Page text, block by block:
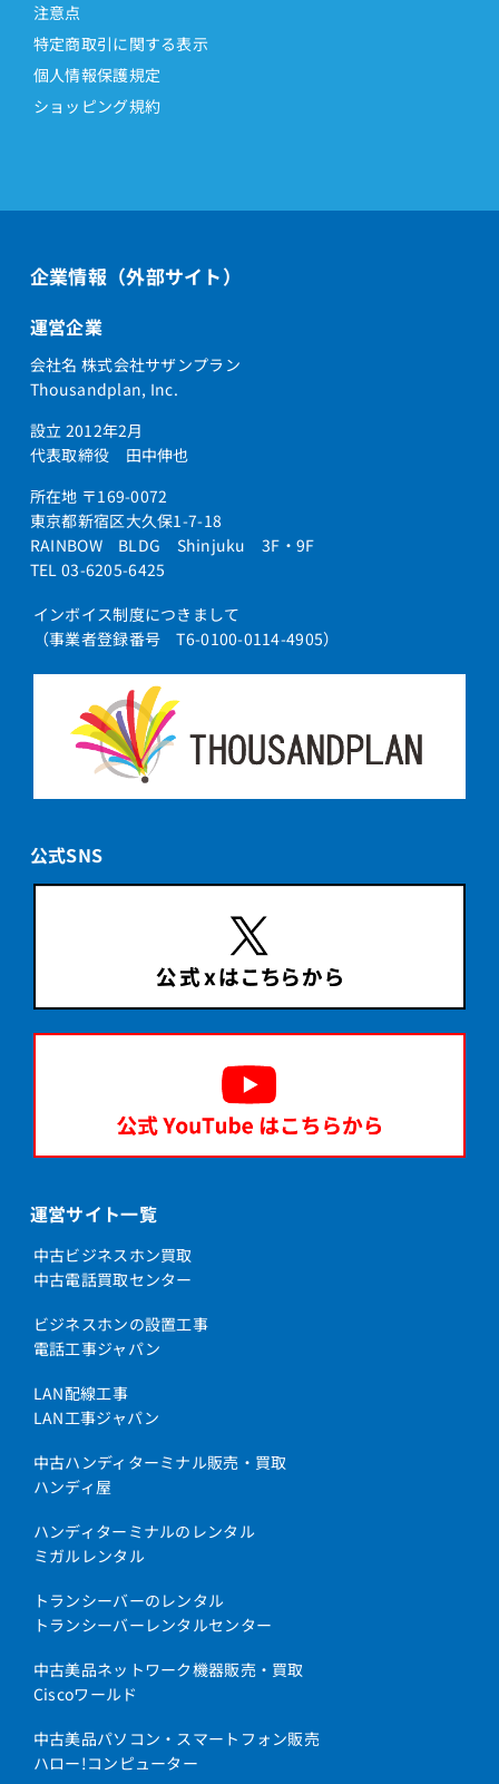
FT50
FT80bt
FX2-COU(A)(1)
FX2-COU(I)(1)
FX2-DCL-CS(1)(W)
FX2-DCL-TEL(1)(W)
FX2-ME(1)
FX2-RM(A)(1)(H)
FX2-RM(A)(1)(W)（美品保証なしB）
FX2-RM(I)(1)(H)
FX2-RM(I)(1)(W)（美品保証なしB）
FX2-RPTEL(A)(1)(W)（美品保証なしB）
FX2-RPTEL(I)(1)(H)
FX2-RPTEL(I)(1)(W)（美品保証なしB）
FX2-TELヒョウジュン(1)(H)
FX2-TELヒョウジュン(1)(W)（美品保証なしB）
FX-COU(I)(1)
FX-CRTEL(1)(W)
FX-DCL-CS(A)(1)(W)
FX-DCL-CS(I)(1)(W)
FX-DCL-CSゾウセツヨウ(A)(1)(H)
FX-DCL-CSゾウセツヨウ(A)(1)(W)
FX-EXU(1)
FX-ME(1)
FX-RM(A)(1)(W)
FX-RM(I)(1)(W)
FX-RPTEL(A)(1)(W)
FX-RPTEL(I)(1)(W)
FX-TELヒョウジュン-(1)(H)
FX-TELヒョウジュン-(1)(W)
FX主装置壁掛用品
GX-(18)APFBTEL-(1)(K)
GX-(18)APFBTEL-(1)(W)
GX-(18)APFBTEL-(2)(K)
注意点
特定商取引に関する表示
個人情報保護規定
ショッピング規約
企業情報（外部サイト）
運営企業
会社名 株式会社サザンプラン
Thousandplan, Inc.
設立 2012年2月
代表取締役 田中伸也
所在地 〒169-0072
東京都新宿区大久保1-7-18
RAINBOW BLDG Shinjuku 3F・9F
TEL 03-6205-6425
インボイス制度につきまして
（事業者登録番号 T6-0100-0114-4905）
公式SNS
運営サイト一覧
中古ビジネスホン買取
中古電話買取センター
ビジネスホンの設置工事
電話工事ジャパン
LAN配線工事
LAN工事ジャパン
中古ハンディターミナル販売・買取
ハンディ屋
ハンディターミナルのレンタル
ミガルレンタル
トランシーバーのレンタル
トランシーバーレンタルセンター
中古美品ネットワーク機器販売・買取
Ciscoワールド
中古美品パソコン・スマートフォン販売
ハロー!コンピューター